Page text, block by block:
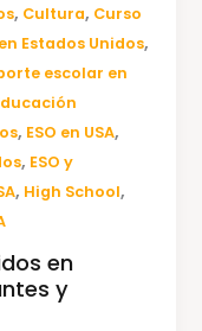
, Cultura, Curso
Estados Unidos,
escolar en
, ESO en USA,
, ESO y
, High School,
en
y